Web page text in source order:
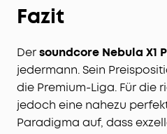
Fazit
Dersoundcore Nebula X1
jedermann. Sein
die Premium-Liga. Für die
jedoch eine nahezu
Paradigma auf, dass